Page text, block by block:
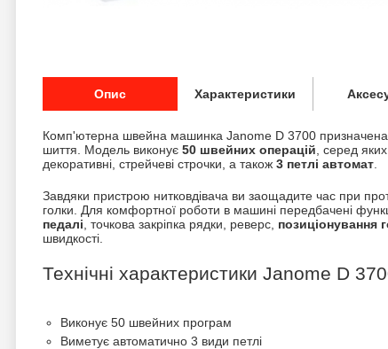
Опис Характеристики
Комп'ютерна швейна машинка Janome D 3700 призначена
шиття. Модель виконує 50 швейних операцій , серед
декоративні, стрейчеві строчки, а також 3 петлі автомат
Завдяки пристрою нитковдівача ви заощадите час при
голки. Для комфортної роботи в машині передбачені
педалі , точкова закріпка рядки, реверс, позиціонування
швидкості.
Технічні характеристики Janome D
Виконує 50 швейних програм
Виметує автоматично 3 види петлі